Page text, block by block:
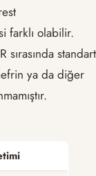
farklı olabilir.
sırasında standart
ya da diğer